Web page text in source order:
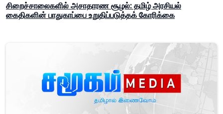
சிறைச்சாலைகளில் அசாதாரண சூழல்: தமிழ் அரசியல்
கைதிகளின் பாதுகாப்பை உறுதிப்படுத்தக் கோரிக்கை